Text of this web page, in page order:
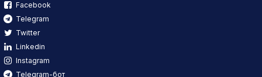
Facebook
Telegram
Twitter
Linkedin
Instagram
Telegram-бот